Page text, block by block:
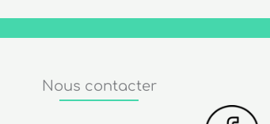
Nous contacter